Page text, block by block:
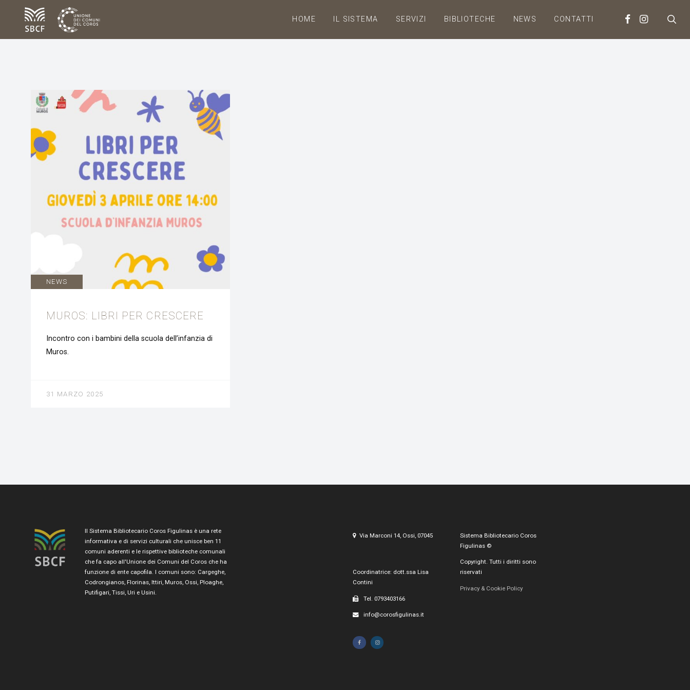
HOME IL SISTEMA SERVIZI BIBLIOTECHE NEWS CONTATTI
NEWS
MUROS: LIBRI PER CRESCERE
Incontro con i bambini della scuola dell’infanzia di
Muros.
31 MARZO 2025
Il Sistema Bibliotecario Coros Figulinas è una rete
informativa e di servizi culturali che unisce ben 11
comuni aderenti e le rispettive biblioteche comunali
che fa capo all'Unione dei Comuni del Coros che ha
funzione di ente capofila. I comuni sono: Cargeghe,
Codrongianos, Florinas, Ittiri, Muros, Ossi, Ploaghe,
Putifigari, Tissi, Uri e Usini.
Via Marconi 14, Ossi, 07045
Coordinatrice: dott.ssa Lisa
Contini
Tel. 0793403166
info@corosfigulinas.it
Sistema Bibliotecario Coros
Figulinas ©
Copyright. Tutti i diritti sono
riservati
Privacy & Cookie Policy